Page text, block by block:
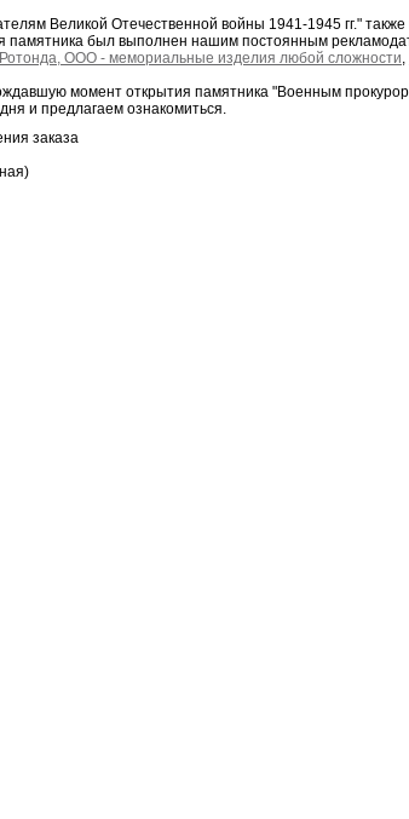
Великой Отечественной войны 1941-1945 гг."
памятника был выполнен нашим постоянным
Ротонда, ООО - мемориальные изделия любой сложности,
момент открытия памятника "Военным
и предлагаем ознакомиться.
заказа